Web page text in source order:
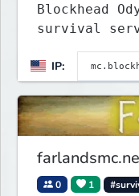
Blockhead
survival
brewing,
collectibles,
Build a
begin your
IP:
0 1